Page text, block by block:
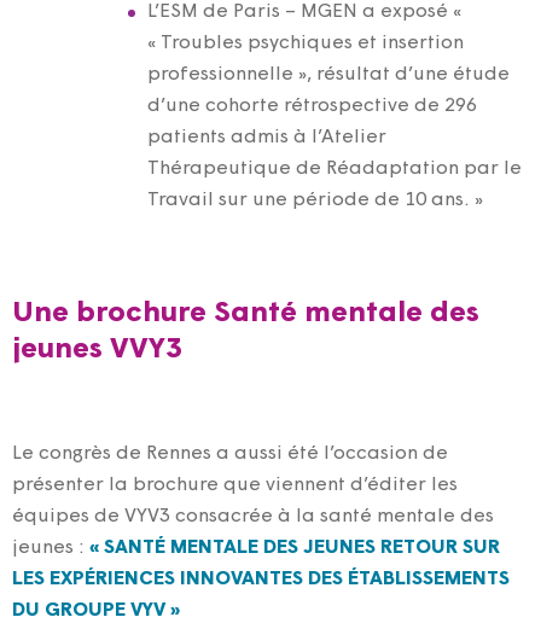
L’ESM de Paris – MGEN a exposé «
« Troubles psychiques et insertion
professionnelle », résultat d’une étude
d’une cohorte rétrospective de 296
patients admis à l’Atelier
Thérapeutique de Réadaptation par le
Travail sur une période de 10 ans. »
Une brochure Santé mentale des
jeunes VVY3
Le congrès de Rennes a aussi été l’occasion de
présenter la brochure que viennent d’éditer les
équipes de VYV3 consacrée à la santé mentale des
jeunes : « SANTÉ MENTALE DES JEUNES RETOUR SUR
LES EXPÉRIENCES INNOVANTES DES ÉTABLISSEMENTS
DU GROUPE VYV »